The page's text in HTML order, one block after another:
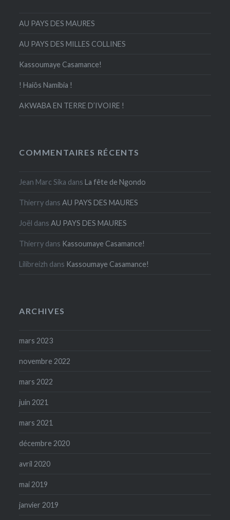
AU PAYS DES MAURES
AU PAYS DES MILLES COLLINES
Kassoumaye Casamance!
! Haiôs Namibia !
AKWABA EN TERRE D’IVOIRE !
COMMENTAIRES RÉCENTS
Jean Marc Sika dansLa fête de Ngondo
Thierry dansAU PAYS DES MAURES
Joël dansAU PAYS DES MAURES
Thierry dans Kassoumaye Casamance!
Lilibreizh dans Kassoumaye Casamance!
ARCHIVES
mars 2023
novembre 2022
mars 2022
juin 2021
mars 2021
décembre 2020
avril 2020
mai 2019
janvier 2019